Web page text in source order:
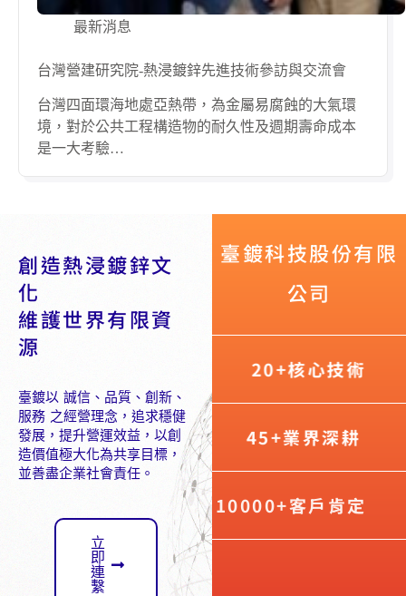
最新消息
台灣營建研究院-熱浸鍍鋅先進技術參訪與交流會
台灣四面環海地處亞熱帶，為金屬易腐蝕的大氣環
境，對於公共工程構造物的耐久性及週期壽命成本
是一大考驗…
臺鍍科技股份有限
公司
20+核心技術
45+業界深耕
10000+客戶肯定
創造熱浸鍍鋅文
化
維護世界有限資
源
臺鍍以 誠信、品質、創新、
服務 之經營理念，追求穩健
發展，提升營運效益，以創
造價值極大化為共享目標，
並善盡企業社會責任。
立
即
連
繫